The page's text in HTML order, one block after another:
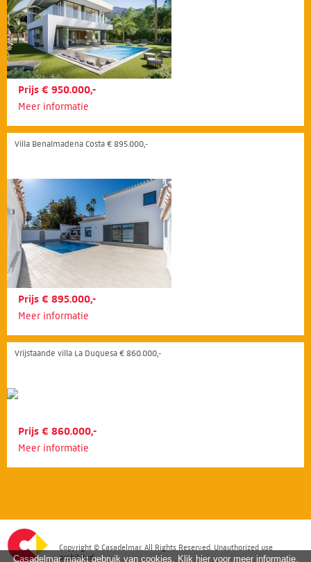
Prijs € 950.000,-
Meer informatie
Villa Benalmadena Costa € 895.000,-
Prijs € 895.000,-
Meer informatie
Vrijstaande villa La Duquesa € 860.000,-
Prijs € 860.000,-
Meer informatie
Copyright © Casadelmar. All Rights Reserved. Unauthorized use
prohibited.
Casadelmar maakt gebruik van cookies. Klik hier voor meer informatie.